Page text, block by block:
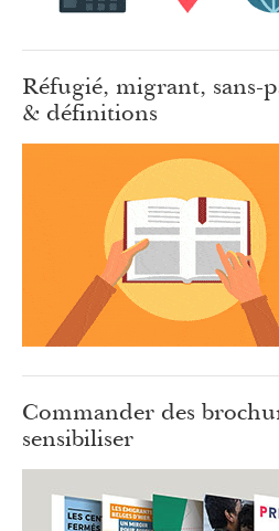
Réfugié, migrant,
& définitions
Commander des
sensibiliser